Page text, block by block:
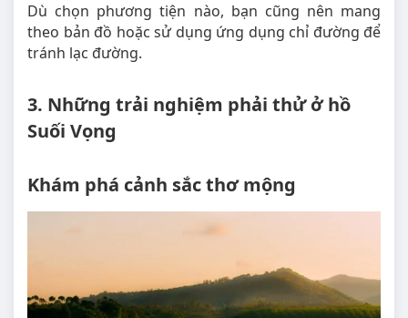
Dù chọn phương tiện nào, bạn cũng nên mang
theo bản đồ hoặc sử dụng ứng dụng chỉ đường để
tránh lạc đường.
3. Những trải nghiệm phải thử ở hồ
Suối Vọng
Khám phá cảnh sắc thơ mộng